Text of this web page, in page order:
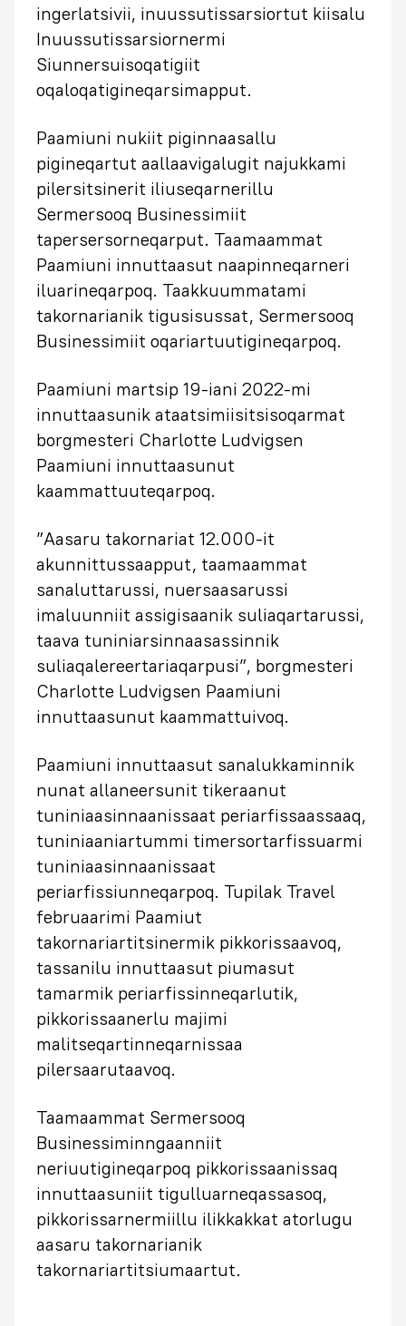
ingerlatsivii, inuussutissarsiortut kiisalu
Inuussutissarsiornermi
Siunnersuisoqatigiit
oqaloqatigineqarsimapput.
Paamiuni nukiit piginnaasallu
pigineqartut aallaavigalugit najukkami
pilersitsinerit iliuseqarnerillu
Sermersooq Businessimiit
tapersersorneqarput. Taamaammat
Paamiuni innuttaasut naapinneqarneri
iluarineqarpoq. Taakkuummatami
takornarianik tigusisussat, Sermersooq
Businessimiit oqariartuutigineqarpoq.
Paamiuni martsip 19-iani 2022-mi
innuttaasunik ataatsimiisitsisoqarmat
borgmesteri Charlotte Ludvigsen
Paamiuni innuttaasunut
kaammattuuteqarpoq.
”Aasaru takornariat 12.000-it
akunnittussaapput, taamaammat
sanaluttarussi, nuersaasarussi
imaluunniit assigisaanik suliaqartarussi,
taava tuniniarsinnaasassinnik
suliaqalereertariaqarpusi”, borgmesteri
Charlotte Ludvigsen Paamiuni
innuttaasunut kaammattuivoq.
Paamiuni innuttaasut sanalukkaminnik
nunat allaneersunit tikeraanut
tuniniaasinnaanissaat periarfissaassaaq,
tuniniaaniartummi timersortarfissuarmi
tuniniaasinnaanissaat
periarfissiunneqarpoq. Tupilak Travel
februaarimi Paamiut
takornariartitsinermik pikkorissaavoq,
tassanilu innuttaasut piumasut
tamarmik periarfissinneqarlutik,
pikkorissaanerlu majimi
malitseqartinneqarnissaa
pilersaarutaavoq.
Taamaammat Sermersooq
Businessiminngaanniit
neriuutigineqarpoq pikkorissaanissaq
innuttaasuniit tigulluarneqassasoq,
pikkorissarnermiillu ilikkakkat atorlugu
aasaru takornarianik
takornariartitsiumaartut.